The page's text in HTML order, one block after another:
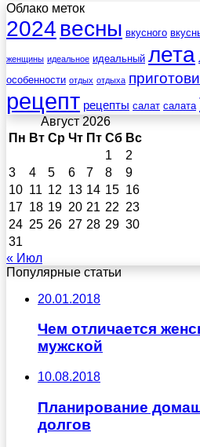
Облако меток
2024 весны вкусного
женщины идеальное идеальный лета
особенности отдых отдыха
рецепт рецепты салат салата
Август 2026
Пн Вт Ср Чт Пт Сб Вс
1
2
3
4 5 6 7 8
9
10 11 12 13 14 15 16
17 18 19 20 21 22 23
24 25 26 27 28 29 30
31
« Июл
Популярные статьи
20.01.2018
Чем отличается
мужской
10.08.2018
Планирование
долгов